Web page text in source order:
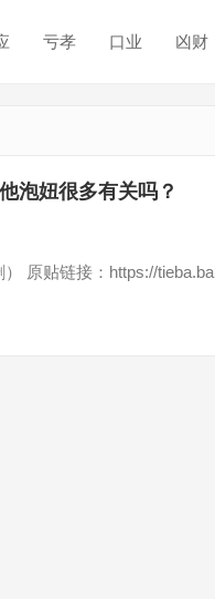
亏孝 口业 凶财
泡妞很多有关吗？
原贴链接：https://